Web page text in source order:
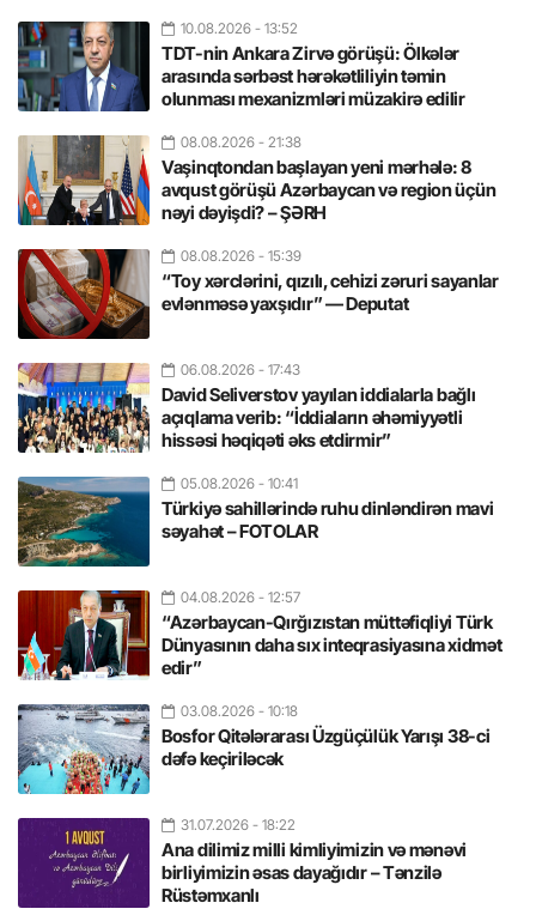
10.08.2026 - 13:52
TDT-nin Ankara Zirvə görüşü: Ölkələr
arasında sərbəst hərəkətliliyin təmin
olunması mexanizmləri müzakirə edilir
08.08.2026 - 21:38
Vaşinqtondan başlayan yeni mərhələ: 8
avqust görüşü Azərbaycan və region üçün
nəyi dəyişdi? – ŞƏRH
08.08.2026 - 15:39
“Toy xərclərini, qızılı, cehizi zəruri sayanlar
evlənməsə yaxşıdır” — Deputat
06.08.2026 - 17:43
David Seliverstov yayılan iddialarla bağlı
açıqlama verib: “İddiaların əhəmiyyətli
hissəsi həqiqəti əks etdirmir”
05.08.2026 - 10:41
Türkiyə sahillərində ruhu dinləndirən mavi
səyahət – FOTOLAR
04.08.2026 - 12:57
“Azərbaycan-Qırğızıstan müttəfiqliyi Türk
Dünyasının daha sıx inteqrasiyasına xidmət
edir”
03.08.2026 - 10:18
Bosfor Qitələrarası Üzgüçülük Yarışı 38-ci
dəfə keçiriləcək
31.07.2026 - 18:22
Ana dilimiz milli kimliyimizin və mənəvi
birliyimizin əsas dayağıdır – Tənzilə
Rüstəmxanlı